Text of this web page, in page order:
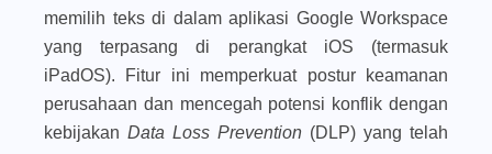
memilih teks di dalam aplikasi Google Workspace
yang terpasang di perangkat iOS (termasuk
iPadOS). Fitur ini memperkuat postur keamanan
perusahaan dan mencegah potensi konflik dengan
kebijakan Data Loss Prevention (DLP) yang telah